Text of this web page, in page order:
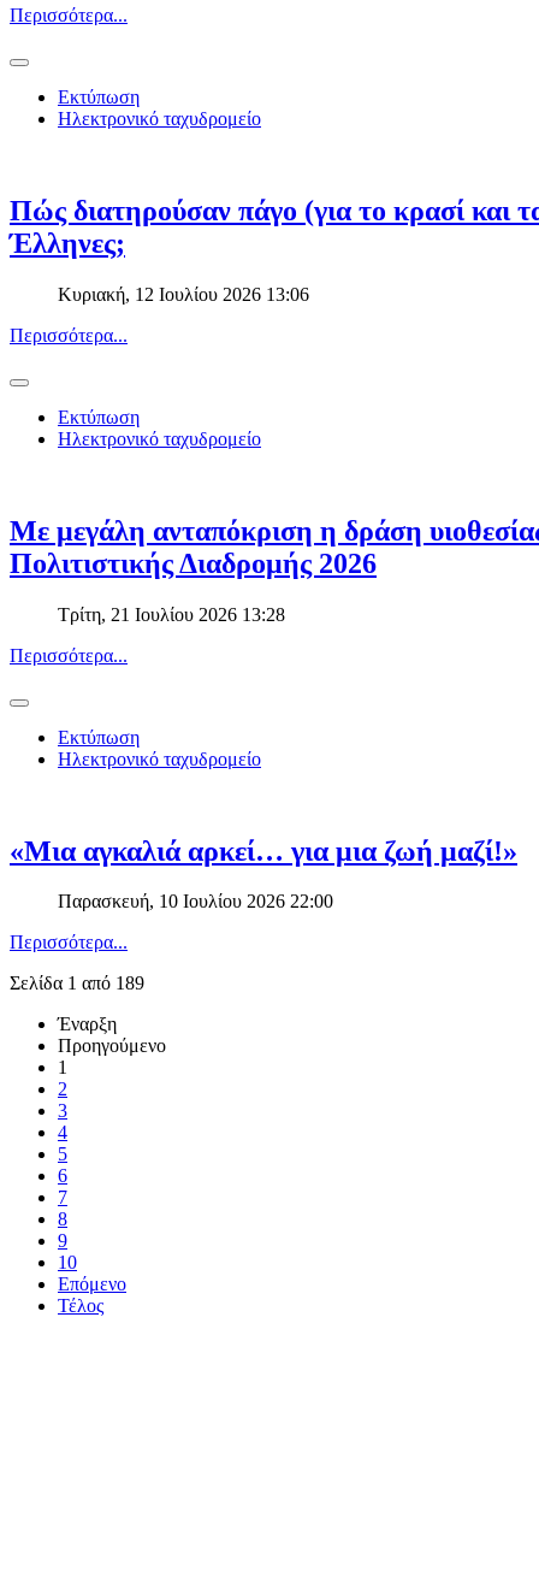
Περισσότερα...
Εκτύπωση
Ηλεκτρονικό ταχυδρομείο
Πώς διατηρούσαν πάγο (για το κρασί και
Έλληνες;
Κυριακή, 12 Ιουλίου 2026 13:06
Περισσότερα...
Εκτύπωση
Ηλεκτρονικό ταχυδρομείο
Με μεγάλη ανταπόκριση η δράση
Πολιτιστικής Διαδρομής 2026
Τρίτη, 21 Ιουλίου 2026 13:28
Περισσότερα...
Εκτύπωση
Ηλεκτρονικό ταχυδρομείο
«Μια αγκαλιά αρκεί… για μια ζωή μαζί!»
Παρασκευή, 10 Ιουλίου 2026 22:00
Περισσότερα...
Σελίδα 1 από 189
Έναρξη
Προηγούμενο
1
2
3
4
5
6
7
8
9
10
Επόμενο
Τέλος